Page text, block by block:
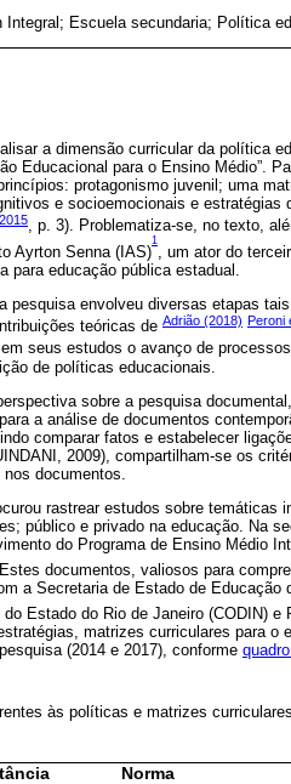
Integral; Escuela secundaria; Política
a dimensão curricular da política
Educacional para o Ensino Médio”.
protagonismo juvenil; uma
e socioemocionais e
, p. 3). Problematiza-se, no texto,
Ayrton Senna (IAS)
1
, um ator do
para educação pública estadual.
pesquisa envolveu diversas etapas
teóricas de Adrião (2018) Peroni
seus estudos o avanço de
de políticas educacionais.
sobre a pesquisa
a análise de documentos
comparar fatos e estabelecer
2009), compartilham-se os
documentos.
rastrear estudos sobre temáticas
público e privado na educação. Na
do Programa de Ensino Médio
documentos, valiosos para
a Secretaria de Estado de Educação
Estado do Rio de Janeiro (CODIN) e
matrizes curriculares para
(2014 e 2017), conforme
às políticas e matrizes
Norma